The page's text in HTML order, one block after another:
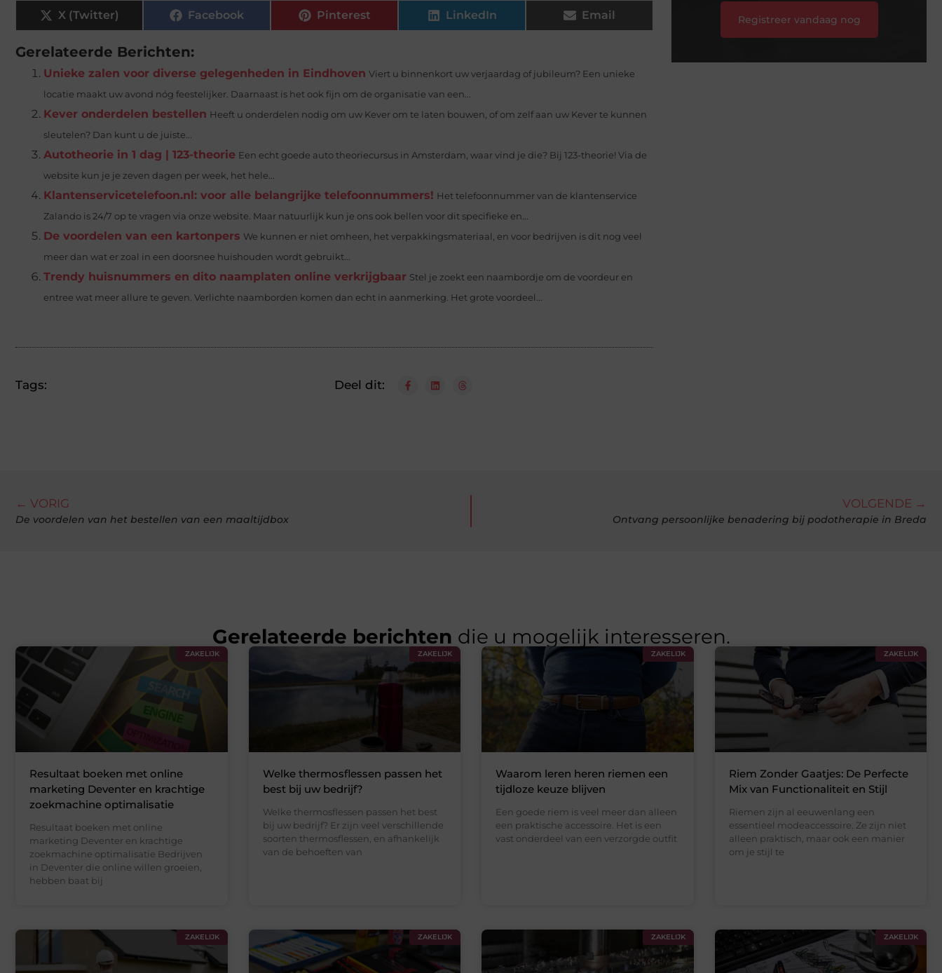
X (Twitter) Facebook Pinterest LinkedIn Email
Gerelateerde Berichten:
Unieke zalen voor diverse gelegenheden in Eindhoven Viert u binnenkort uw verjaardag of jubileum? Een unieke
locatie maakt uw avond nóg feestelijker. Daarnaast is het ook fijn om de organisatie van een...
Kever onderdelen bestellen Heeft u onderdelen nodig om uw Kever om te laten bouwen, of om zelf aan uw Kever te kunnen
sleutelen? Dan kunt u de juiste...
Autotheorie in 1 dag | 123-theorie Een echt goede auto theoriecursus in Amsterdam, waar vind je die? Bij 123-theorie! Via de
website kun je je zeven dagen per week, het hele...
Klantenservicetelefoon.nl: voor alle belangrijke telefoonnummers! Het telefoonnummer van de klantenservice
Zalando is 24/7 op te vragen via onze website. Maar natuurlijk kun je ons ook bellen voor dit specifieke en...
De voordelen van een kartonpers We kunnen er niet omheen, het verpakkingsmateriaal, en voor bedrijven is dit nog veel
meer dan wat er zoal in een doorsnee huishouden wordt gebruikt...
Trendy huisnummers en dito naamplaten online verkrijgbaar Stel je zoekt een naambordje om de voordeur en
entree wat meer allure te geven. Verlichte naamborden komen dan echt in aanmerking. Het grote voordeel...
Tags: Deel dit:
Registreer vandaag nog
← VORIG
De voordelen van het bestellen van een maaltijdbox
VOLGENDE →
Ontvang persoonlijke benadering bij podotherapie in Breda
Gerelateerde berichten die u mogelijk interesseren.
ZAKELIJK
Resultaat boeken met online
marketing Deventer en krachtige
zoekmachine optimalisatie
Resultaat boeken met online
marketing Deventer en krachtige
zoekmachine optimalisatie Bedrijven
in Deventer die online willen groeien,
hebben baat bij
ZAKELIJK
Welke thermosflessen passen het
best bij uw bedrijf?
Welke thermosflessen passen het best
bij uw bedrijf? Er zijn veel verschillende
soorten thermosflessen, en afhankelijk
van de behoeften van
ZAKELIJK
Waarom leren heren riemen een
tijdloze keuze blijven
Een goede riem is veel meer dan alleen
een praktische accessoire. Het is een
vast onderdeel van een verzorgde outfit
ZAKELIJK
Riem Zonder Gaatjes: De Perfecte
Mix van Functionaliteit en Stijl
Riemen zijn al eeuwenlang een
essentieel modeaccessoire. Ze zijn niet
alleen praktisch, maar ook een manier
om je stijl te
ZAKELIJK ZAKELIJK ZAKELIJK ZAKELIJK